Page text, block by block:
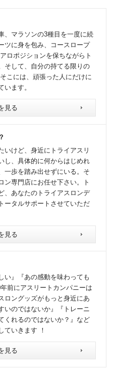
、マラソンの3種目を一度に続
ツに身を包み、コースロープ
ロポジションを保ちながらト
そして、自分の持てる限りの
こには、頑張った人にだけに
ます。
見る
いけど、身近にトライアスリ
し、具体的に何からはじめれ
一歩を踏み出せずにいる。そ
ン専門店にお任せ下さい。ト
、あなたのトライアスロンデ
ータルサポートさせていただ
見る
い』『あの感動を味わっても
前にアスリートカンパニーは
ロングッズがもっと身近にあ
いのではないか』『トレーニ
くれるのではないか？』など
ていきます ！
見る